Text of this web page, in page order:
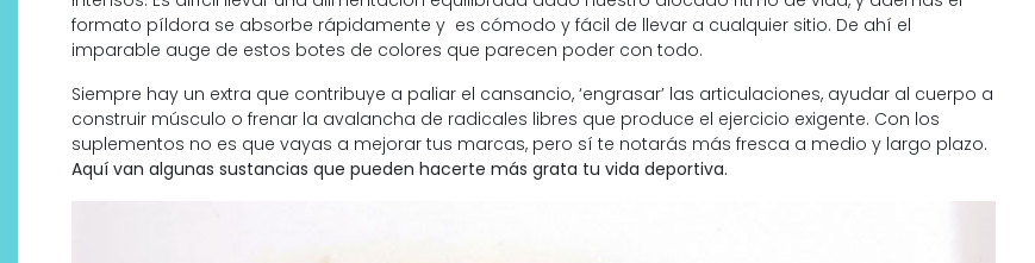
formato píldora se absorbe rápidamente y es cómodo y fácil de llevar a cualquier sitio. De ahí el
imparable auge de estos botes de colores que parecen poder con todo.
Siempre hay un extra que contribuye a paliar el cansancio, ‘engrasar’ las articulaciones, ayudar al cuerpo a
construir músculo o frenar la avalancha de radicales libres que produce el ejercicio exigente. Con los
suplementos no es que vayas a mejorar tus marcas, pero sí te notarás más fresca a medio y largo plazo.
Aquí van algunas sustancias que pueden hacerte más grata tu vida deportiva.